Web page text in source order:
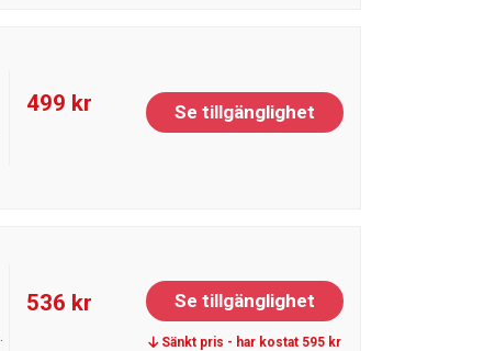
499 kr Se tillgänglighet
536 kr Se tillgänglighet
Sänkt pris - har kostat 595 kr